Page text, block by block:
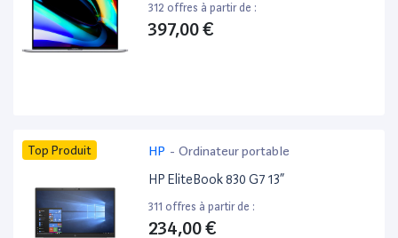
312 offres à partir de :
397,00 €
Top Produit HP - Ordinateur portable
HP EliteBook 830 G7 13”
311 offres à partir de :
234,00 €